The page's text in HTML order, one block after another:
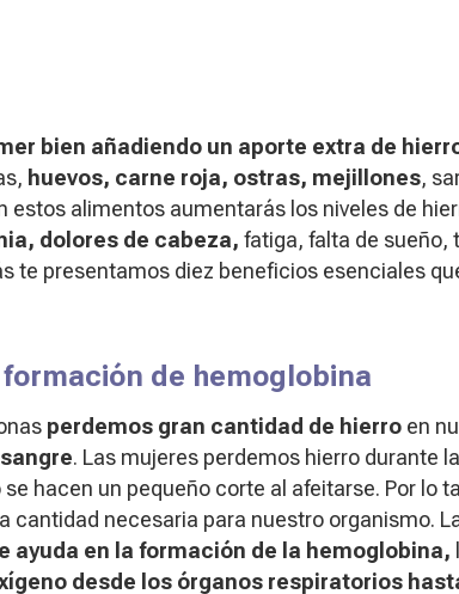
bien añadiendo un aporte extra de
huevos, carne roja, ostras, mejillones,
estos alimentos aumentarás los niveles de
dolores de cabeza, fatiga, falta de sueño,
te presentamos diez beneficios esenciales
formación de hemoglobina
perdemos gran cantidad de hierro en
. Las mujeres perdemos hierro durante
hacen un pequeño corte al afeitarse. Por lo
cantidad necesaria para nuestro organismo.
ayuda en la formación de la hemoglobina,
desde los órganos respiratorios